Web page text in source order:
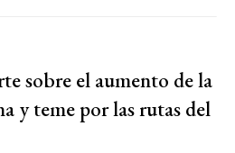
sobre el aumento de la
y teme por las rutas del